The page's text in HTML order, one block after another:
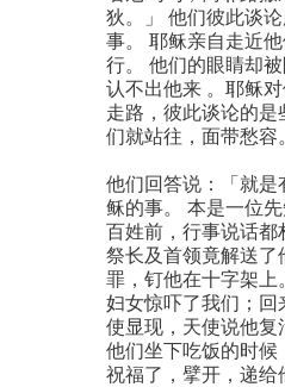
狄。」 他们彼此谈
事。 耶稣亲自走近
行。 他们的眼睛却
认不出他来 。耶稣
走路，彼此谈论的
们就站往，面带愁容。
他们回答说：「就是
稣的事。 本是一位
百姓前，行事说话都
祭长及首领竟解送了
罪，钉他在十字架上
妇女惊吓了我们；回
使显现，天使说他复
他们坐下吃饭的时候
祝福了，擘开，递给